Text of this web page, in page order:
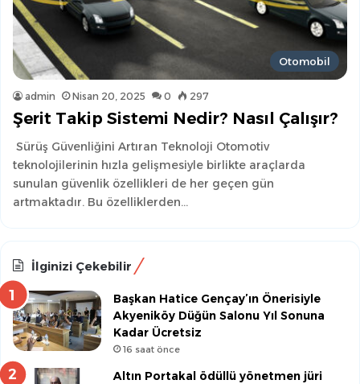
Otomobil
admin Nisan 20, 2025 0 297
Şerit Takip Sistemi Nedir? Nasıl Çalışır?
Sürüş Güvenliğini Artıran Teknoloji Otomotiv
teknolojilerinin hızla gelişmesiyle birlikte araçlarda
sunulan güvenlik özellikleri de her geçen gün
artmaktadır. Bu özelliklerden…
İlginizi Çekebilir
Başkan Hatice Gençay’ın Önerisiyle
Akyeniköy Düğün Salonu Yıl Sonuna
Kadar Ücretsiz
16 saat önce
Altın Portakal ödüllü yönetmen jüri